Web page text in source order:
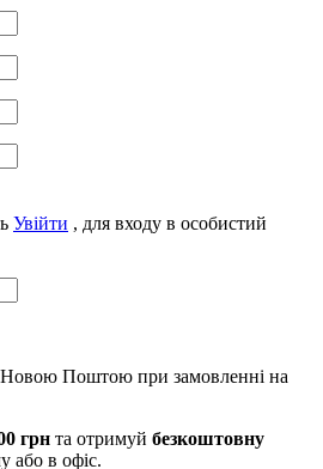
Увійти , для входу в особистий
Новою Поштою при замовленні на
грн та отримуй безкоштовну
або в офіс.